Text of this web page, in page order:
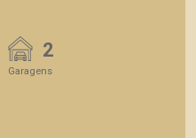
2
Garagens